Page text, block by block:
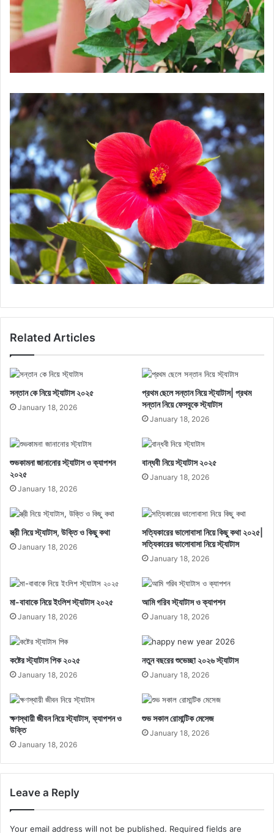
Related Articles
সন্তান কে নিয়ে স্ট্যাটাস ২০২৫
January 18, 2026
প্রথম ছেলে সন্তান নিয়ে স্ট্যাটাস| প্রথম
সন্তান নিয়ে ফেসবুকে স্ট্যাটাস
January 18, 2026
শুভকামনা জানানোর স্ট্যাটাস ও ক্যাপশন
২০২৫
January 18, 2026
বান্ধবী নিয়ে স্ট্যাটাস ২০২৫
January 18, 2026
স্ত্রী নিয়ে স্ট্যাটাস, উক্তি ও কিছু কথা
January 18, 2026
সত্যিকারের ভালোবাসা নিয়ে কিছু কথা ২০২৫|
সত্যিকারের ভালোবাসা নিয়ে স্ট্যাটাস
January 18, 2026
মা-বাবাকে নিয়ে ইংলিশ স্ট্যাটাস ২০২৫
January 18, 2026
আমি গরিব স্ট্যাটাস ও ক্যাপশন
January 18, 2026
কষ্টের স্ট্যাটাস পিক ২০২৫
January 18, 2026
নতুন বছরের শুভেচ্ছা ২০২৬ স্ট্যাটাস
January 18, 2026
ক্ষণস্থায়ী জীবন নিয়ে স্ট্যাটাস, ক্যাপশন ও
উক্তি
January 18, 2026
শুভ সকাল রোমান্টিক মেসেজ
January 18, 2026
Leave a Reply
Your email address will not be published. Required fields are